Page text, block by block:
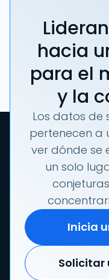
hacia
para el
y la
Los datos de
pertenecen a
ver dónde se
un solo
Inicia
Solicitar